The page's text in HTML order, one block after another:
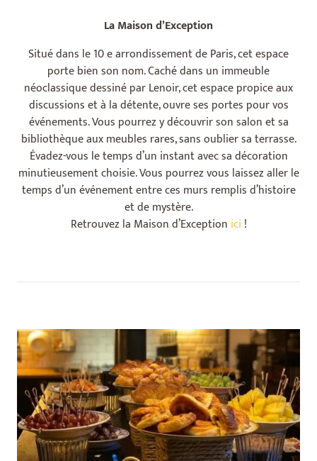
La Maison d’Exception
Situé dans le 10 e arrondissement de Paris, cet espace
porte bien son nom. Caché dans un immeuble
néoclassique dessiné par Lenoir, cet espace propice aux
discussions et à la détente, ouvre ses portes pour vos
événements. Vous pourrez y découvrir son salon et sa
bibliothèque aux meubles rares, sans oublier sa terrasse.
Évadez-vous le temps d’un instant avec sa décoration
minutieusement choisie. Vous pourrez vous laissez aller le
temps d’un événement entre ces murs remplis d’histoire
et de mystère.
Retrouvez la Maison d’Exception ici !